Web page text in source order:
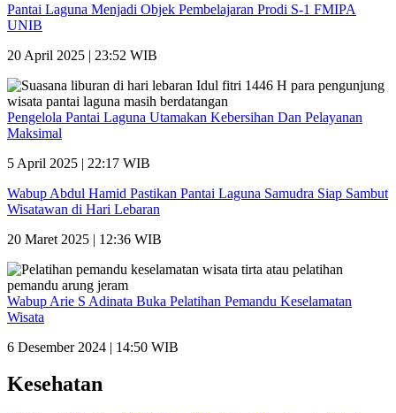
Pantai Laguna Menjadi Objek Pembelajaran Prodi S-1 FMIPA
UNIB
20 April 2025 | 23:52 WIB
Pengelola Pantai Laguna Utamakan Kebersihan Dan Pelayanan
Maksimal
5 April 2025 | 22:17 WIB
Wabup Abdul Hamid Pastikan Pantai Laguna Samudra Siap Sambut
Wisatawan di Hari Lebaran
20 Maret 2025 | 12:36 WIB
Wabup Arie S Adinata Buka Pelatihan Pemandu Keselamatan
Wisata
6 Desember 2024 | 14:50 WIB
Kesehatan